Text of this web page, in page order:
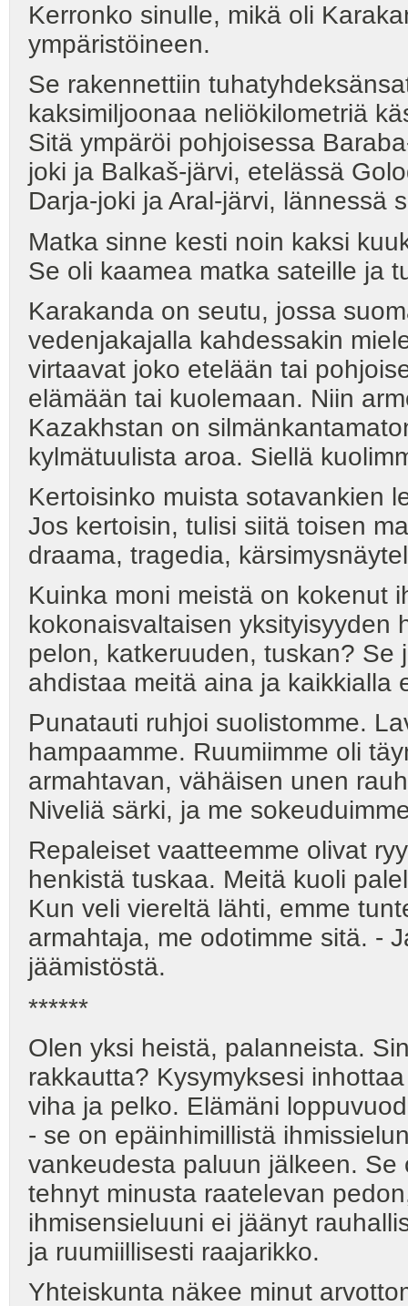
Kerronko sinulle, mikä oli
ympäristöineen.
Se rakennettiin
kaksimiljoonaa neliökilometriä
Sitä ympäröi pohjoisessa
joki ja Balkaš-järvi, etelässä
Darja-joki ja Aral-järvi, lännessä
Matka sinne kesti noin kaksi
Se oli kaamea matka sateille ja
Karakanda on seutu, jossa
vedenjakajalla kahdessakin
virtaavat joko etelään tai
elämään tai kuolemaan. Niin
Kazakhstan on
kylmätuulista aroa. Siellä
Kertoisinko muista sotavankien
Jos kertoisin, tulisi siitä toisen
draama, tragedia,
Kuinka moni meistä on kokenut
kokonaisvaltaisen yksityisyyden
pelon, katkeruuden, tuskan? Se
ahdistaa meitä aina ja kaikkialla
Punatauti ruhjoi suolistomme.
hampaamme. Ruumiimme oli
armahtavan, vähäisen unen
Niveliä särki, ja me
Repaleiset vaatteemme olivat
henkistä tuskaa. Meitä kuoli
Kun veli viereltä lähti, emme
armahtaja, me odotimme sitä. -
jäämistöstä.
******
Olen yksi heistä, palanneista.
rakkautta? Kysymyksesi
viha ja pelko. Elämäni
- se on epäinhimillistä
vankeudesta paluun jälkeen.
tehnyt minusta raatelevan
ihmisensieluuni ei jäänyt
ja ruumiillisesti raajarikko.
Yhteiskunta näkee minut